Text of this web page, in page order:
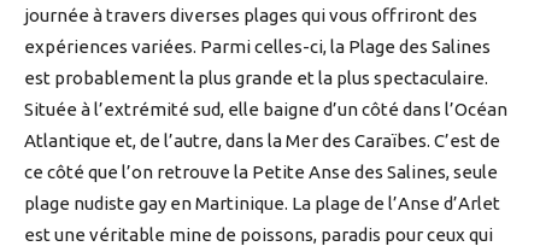
journée à travers diverses plages qui vous offriront des
expériences variées. Parmi celles-ci, la Plage des Salines
est probablement la plus grande et la plus spectaculaire.
Située à l’extrémité sud, elle baigne d’un côté dans l’Océan
Atlantique et, de l’autre, dans la Mer des Caraïbes. C’est de
ce côté que l’on retrouve la Petite Anse des Salines, seule
plage nudiste gay en Martinique. La plage de l’Anse d’Arlet
est une véritable mine de poissons, paradis pour ceux qui